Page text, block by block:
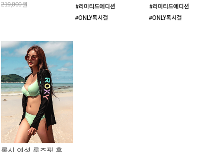
219,000원
록시 여성 루즈핏 후드 래쉬가드 WT900BRX